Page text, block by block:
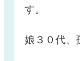
す。
娘３０代、